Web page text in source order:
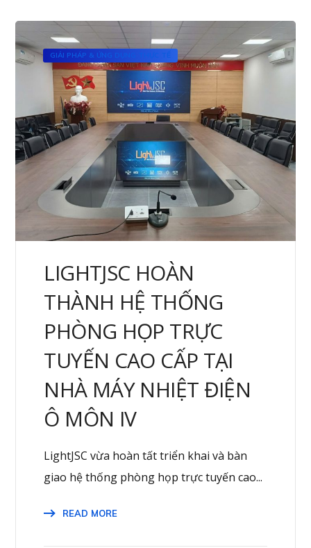
GIẢI PHÁP & ỨNG DỤNG THỰC TẾ
LIGHTJSC HOÀN
THÀNH HỆ THỐNG
PHÒNG HỌP TRỰC
TUYẾN CAO CẤP TẠI
NHÀ MÁY NHIỆT ĐIỆN
Ô MÔN IV
LightJSC vừa hoàn tất triển khai và bàn
giao hệ thống phòng họp trực tuyến cao...
READ MORE